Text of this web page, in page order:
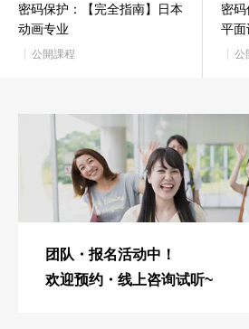
密码保护：【完全指南】日本
动画专业
公開課程
密
平面
公
团队・报名活动中！
欢迎预约・线上咨询试听~